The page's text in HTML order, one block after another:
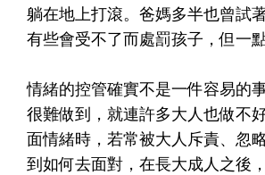
躺在地上打滾。爸媽多半也曾試
有些會受不了而處罰孩子，但一
情緒的控管確實不是一件容易的
很難做到，就連許多大人也做不
面情緒時，若常被大人斥責、忽
到如何去面對，在長大成人之後